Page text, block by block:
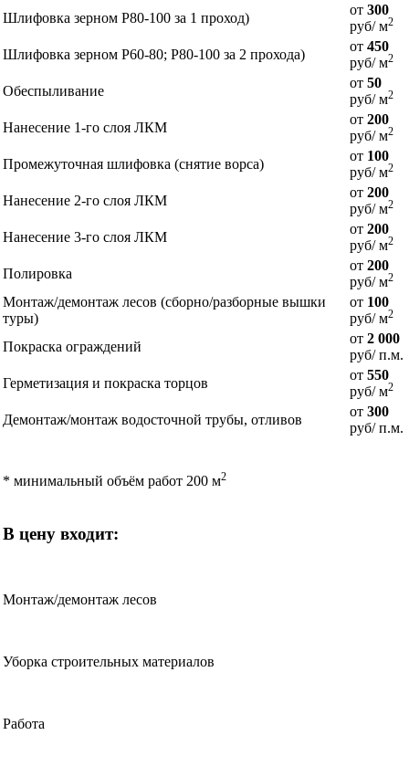
Шлифовка зерном Р80-100 за 1 проход)
от 300
руб/ м2
Шлифовка зерном Р60-80; Р80-100 за 2 прохода)
от 450
руб/ м2
Обеспыливание
от 50
руб/ м2
Нанесение 1-го слоя ЛКМ
от 200
руб/ м2
Промежуточная шлифовка (снятие ворса)
от 100
руб/ м2
Нанесение 2-го слоя ЛКМ
от 200
руб/ м2
Нанесение 3-го слоя ЛКМ
от 200
руб/ м2
Полировка
от 200
руб/ м2
Монтаж/демонтаж лесов (сборно/разборные вышки
туры)
от 100
руб/ м2
Покраска ограждений
от 2 000
руб/ п.м.
Герметизация и покраска торцов
от 550
руб/ м2
Демонтаж/монтаж водосточной трубы, отливов
от 300
руб/ п.м.
* минимальный объём работ 200 м2
В цену входит:
Монтаж/демонтаж лесов
Уборка строительных материалов
Работа